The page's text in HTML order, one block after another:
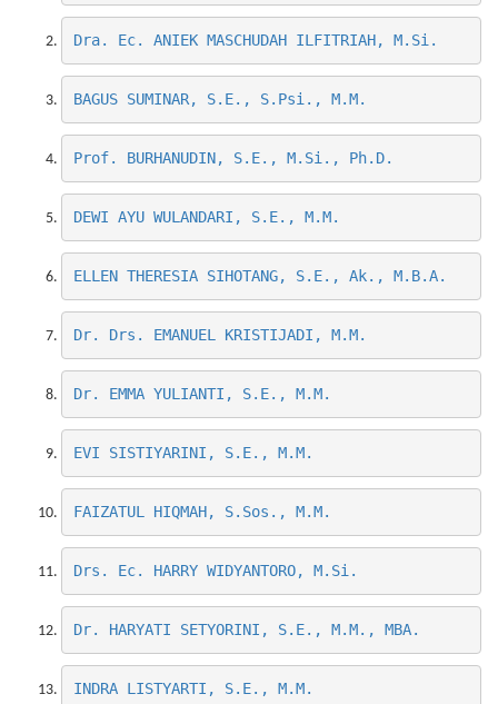
Dra. Ec. ANIEK MASCHUDAH ILFITRIAH, M.Si.
BAGUS SUMINAR, S.E., S.Psi., M.M.
Prof. BURHANUDIN, S.E., M.Si., Ph.D.
DEWI AYU WULANDARI, S.E., M.M.
ELLEN THERESIA SIHOTANG, S.E., Ak., M.B.A.
Dr. Drs. EMANUEL KRISTIJADI, M.M.
Dr. EMMA YULIANTI, S.E., M.M.
EVI SISTIYARINI, S.E., M.M.
FAIZATUL HIQMAH, S.Sos., M.M.
Drs. Ec. HARRY WIDYANTORO, M.Si.
Dr. HARYATI SETYORINI, S.E., M.M., MBA.
INDRA LISTYARTI, S.E., M.M.